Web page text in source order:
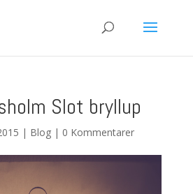
Slot bryllup
| Blog| 0 Kommentarer